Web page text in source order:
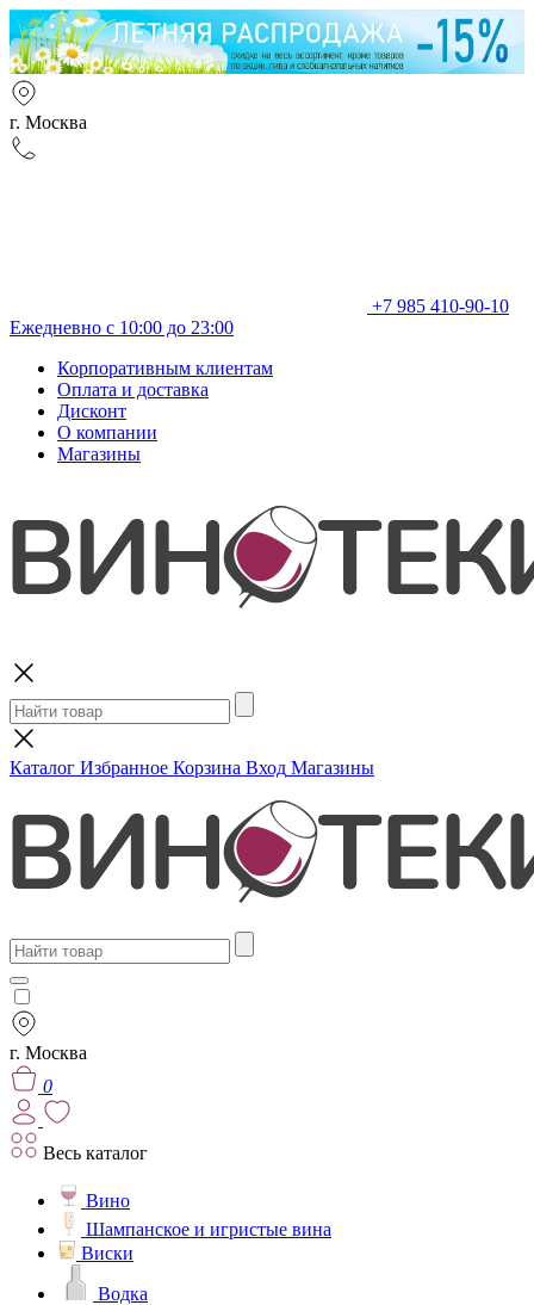
г. Москва
+7 985 410-90-10
Ежедневно с 10:00 до 23:00
Корпоративным клиентам
Оплата и доставка
Дисконт
О компании
Магазины
Каталог Избранное Корзина Вход Магазины
г. Москва
0
Весь каталог
Вино
Шампанское и игристые вина
Виски
Водка